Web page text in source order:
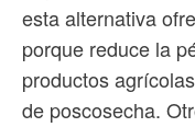
esta alternativa
porque reduce la
productos
de poscosecha.